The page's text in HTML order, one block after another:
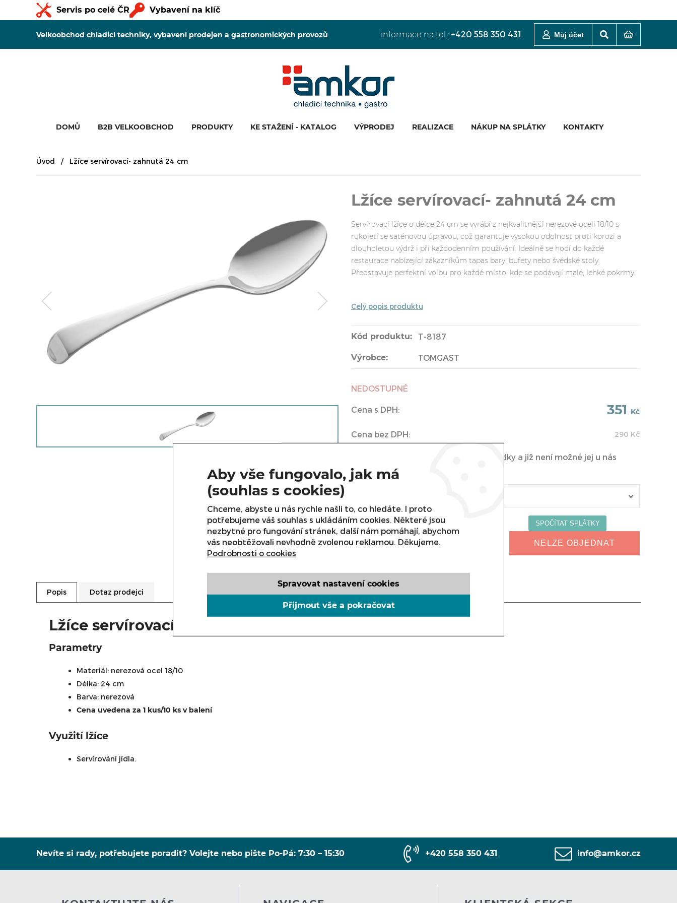
Servis po celé ČR Vybavení na klíč
Velkoobchod chladicí techniky, vybavení prodejen a gastronomických provozů informace na tel.: +420 558 350 431 Můj účet
DOMŮ B2B VELKOOBCHOD PRODUKTY KE STAŽENÍ - KATALOG VÝPRODEJ REALIZACE NÁKUP NA SPLÁTKY KONTAKTY
Úvod Lžíce servírovací- zahnutá 24 cm
Lžíce servírovací- zahnutá 24 cm
Servírovací lžíce o délce 24 cm se vyrábí z nejkvalitnější nerezové oceli 18/10 s
rukojetí se saténovou úpravou, což garantuje vysokou odolnost proti korozi a
dlouholetou výdrž i při každodenním používání. Ideálně se hodí do každé
restaurace nabízející zákazníkům tapas bary, bufety nebo švédské stoly.
Představuje perfektní volbu pro každé místo, kde se podávají malé, lehké pokrmy.
Celý popis produktu
Kód produktu: T-8187
Výrobce: TOMGAST
NEDOSTUPNÉ
Cena s DPH: 351 Kč
Cena bez DPH: 290 Kč
Tento produkt byl vyřazen z naší nabídky a již není možné jej u nás
koupit.
Varianta
NELZE OBJEDNAT
Popis Dotaz prodejci
Lžíce servírovací 24 cm
Parametry
Materiál: nerezová ocel 18/10
Délka: 24 cm
Barva: nerezová
Cena uvedena za 1 kus/10 ks v balení
Využití lžíce
Servírování jídla.
Nevíte si rady, potřebujete poradit? Volejte nebo pište Po-Pá: 7:30 – 15:30 +420 558 350 431 info@amkor.cz
Aby vše fungovalo, jak má
(souhlas s cookies)
Chceme, abyste u nás rychle našli to, co hledáte. I proto
potřebujeme váš souhlas s ukládáním cookies. Některé jsou
nezbytné pro fungování stránek, další nám pomáhají, abychom
vás neobtěžovali nevhodně zvolenou reklamou. Děkujeme.
Podrobnosti o cookies
Spravovat nastavení cookies
Přijmout vše a pokračovat